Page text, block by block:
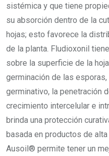
sistémica y que tiene
su absorción dentro de la
hojas; esto favorece la
de la planta. Fludioxonil
sobre la superficie de la
germinación de las
germinativo, la penetración
crecimiento intercelular e
brinda una protección
basada en productos de
Ausoil® permite tener un